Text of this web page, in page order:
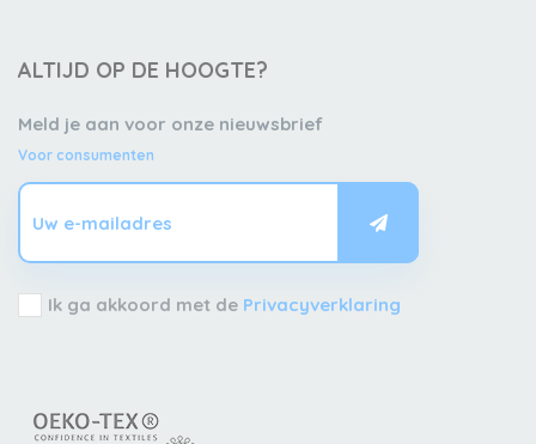
ALTIJD OP DE HOOGTE?
Meld je aan voor onze nieuwsbrief
Voor consumenten
Ik ga akkoord met de Privacyverklaring